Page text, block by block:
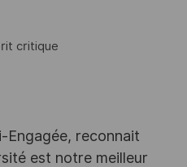
critique
Engagée, reconnait
est notre meilleur